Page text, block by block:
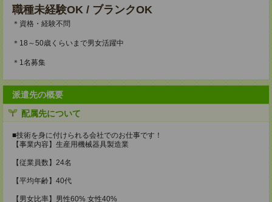
職種未経験OK / ブランクOK
＊資格・経験不問
＊18～50歳くらいまで男女活躍中
＊1名募集
派遣先の概要
配属先について
■技術を身に付けられる会社でのお仕事です！
【事業内容】生産用機械器具製造業
【従業員数】24名
【平均年齢】40代
【男女比率】男性60% 女性40%